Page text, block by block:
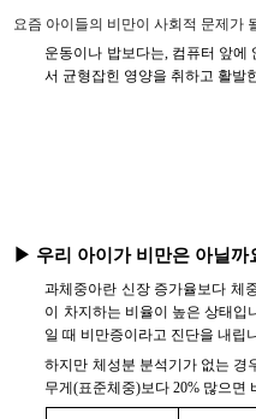
요즘 아이들의 비만이 사회적 문제가
운동이나 밥보다는, 컴퓨터 앞에
서 균형잡힌 영양을 취하고 활발
▶ 우리 아이가 비만은 아닐까
과체중아란 신장 증가율보다 체
이 차지하는 비율이 높은 상태입
일 때 비만증이라고 진단을 내립
하지만 체성분 분석기가 없는 경
무게(표준체중)보다 20% 많으면